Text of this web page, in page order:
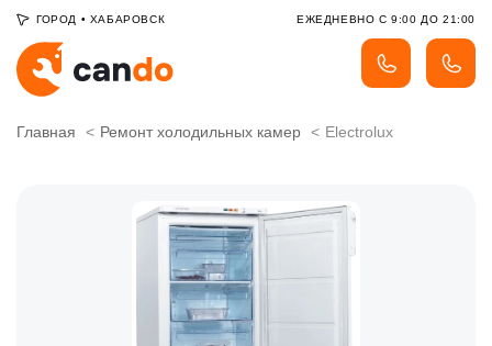
ГОРОД • ХАБАРОВСК ЕЖЕДНЕВНО С 9:00 ДО 21:00
Главная Ремонт холодильных камер Electrolux